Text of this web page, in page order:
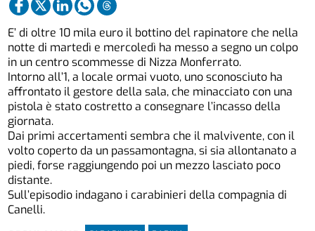
E’ di oltre 10 mila euro il bottino del rapinatore che nella
notte di martedì e mercoledì ha messo a segno un colpo
in un centro scommesse di Nizza Monferrato.
Intorno all’1, a locale ormai vuoto, uno sconosciuto ha
affrontato il gestore della sala, che minacciato con una
pistola è stato costretto a consegnare l’incasso della
giornata.
Dai primi accertamenti sembra che il malvivente, con il
volto coperto da un passamontagna, si sia allontanato a
piedi, forse raggiungendo poi un mezzo lasciato poco
distante.
Sull’episodio indagano i carabinieri della compagnia di
Canelli.